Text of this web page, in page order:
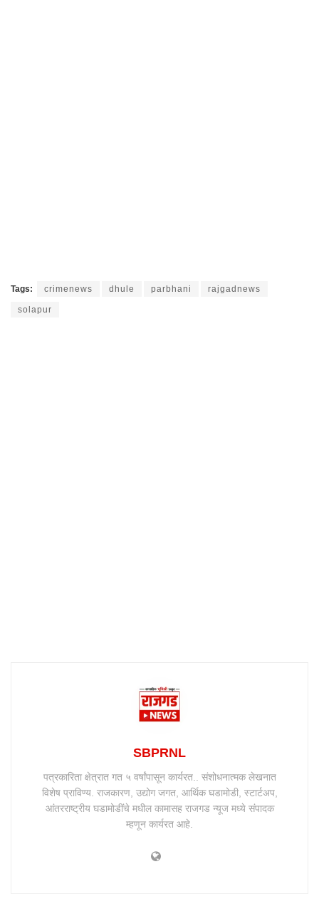
Tags: crimenews dhule parbhani rajgadnews
solapur
SBPRNL
पत्रकारिता क्षेत्रात गत ५ वर्षांपासून कार्यरत.. संशोधनात्मक लेखनात
विशेष प्राविण्य. राजकारण, उद्योग जगत, आर्थिक घडामोडी, स्टार्टअप,
आंतरराष्ट्रीय घडामोडींचे मधील कामासह राजगड न्यूज मध्ये संपादक
म्हणून कार्यरत आहे.